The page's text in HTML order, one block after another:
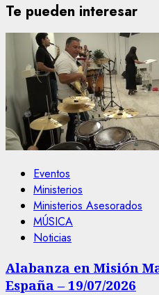
Te pueden interesar
Eventos
Ministerios
Ministerios Asesorados
MÚSICA
Noticias
Alabanza en Misión
España – 19/07/2026